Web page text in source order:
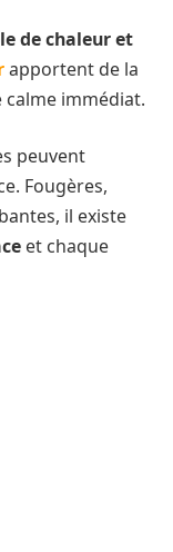
de chaleur et
apportent de la
immédiat.
peuvent
Fougères,
il existe
et chaque